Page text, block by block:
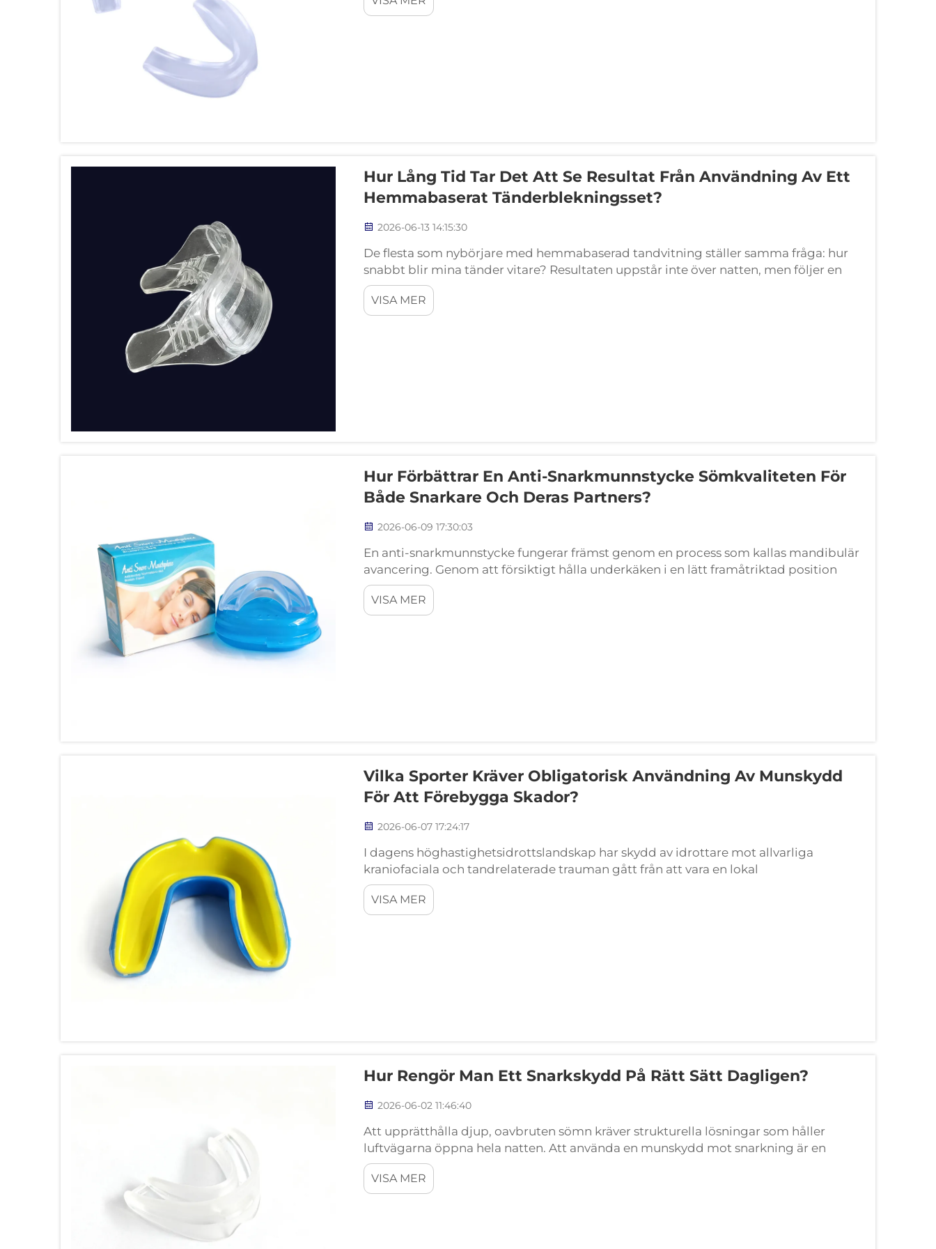
en pålitlig buffert för att minska mun-…
Hur Lång Tid Tar Det Att Se Resultat Från Användning Av Ett
Hemmabaserat Tänderblekningsset?
2026-06-13 14:15:30
De flesta som nybörjare med hemmabaserad tandvitning ställer samma fråga: hur
snabbt blir mina tänder vitare? Resultaten uppstår inte över natten, men följer en
tydlig och förutsägbar tidslinje baserad på konsekvent daglig användning. Att förstå
denna gradvisa process …
VISA MER
Hur Förbättrar En Anti-Snarkmunnstycke Sömkvaliteten För
Både Snarkare Och Deras Partners?
2026-06-09 17:30:03
En anti-snarkmunnstycke fungerar främst genom en process som kallas mandibulär
avancering. Genom att försiktigt hålla underkäken i en lätt framåtriktad position
under sömnen utvidgar enheten luftvägen bakom tungan och mjuka gommen.
Detta minskar...
VISA MER
Vilka Sporter Kräver Obligatorisk Användning Av Munskydd
För Att Förebygga Skador?
2026-06-07 17:24:17
I dagens höghastighetsidrottslandskap har skydd av idrottare mot allvarliga
kraniofaciala och tandrelaterade trauman gått från att vara en lokal
säkerhetsrekommendation till att bli en strikt regleringsram. För distributörer av
sportutrustning, lag ...
VISA MER
Hur Rengör Man Ett Snarkskydd På Rätt Sätt Dagligen?
2026-06-02 11:46:40
Att upprätthålla djup, oavbruten sömn kräver strukturella lösningar som håller
luftvägarna öppna hela natten. Att använda en munskydd mot snarkning är en
mycket pålitlig metod för att förhindra vibrationer i vävnaden och förbättra syrens
tillförsel under natten...
VISA MER